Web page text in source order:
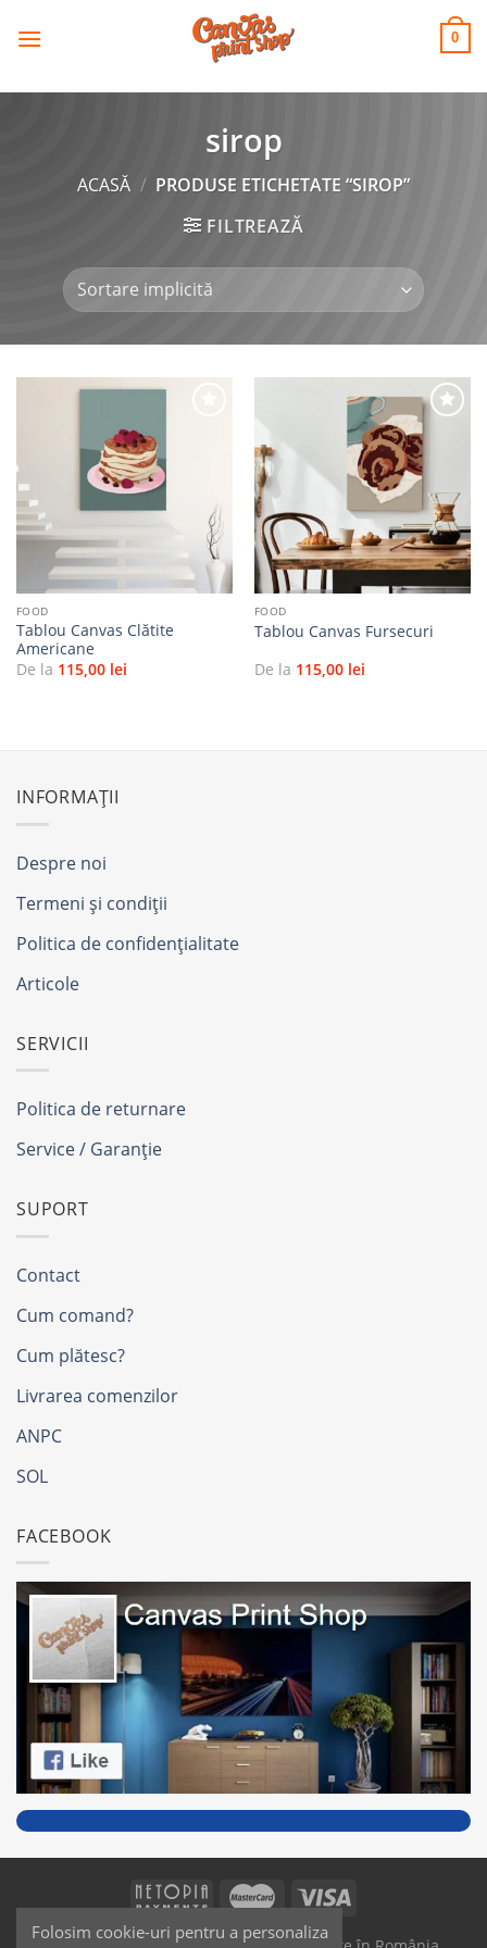
CANVAS
PRINT SHOP 0
sirop
ACASĂ / PRODUSE ETICHETATE “SIROP”
FILTREAZĂ
FOOD
Tablou Canvas Clătite
Americane
De la 115,00 lei
Adaugă
favorite
FOOD
Tablou Canvas Fursecuri
De la 115,00 lei
INFORMAȚII
Despre noi
Termeni și condiții
Politica de confidențialitate
Articole
SERVICII
Politica de returnare
Service / Garanție
SUPORT
Contact
Cum comand?
Cum plătesc?
Livrarea comenzilor
ANPC
SOL
FACEBOOK
Folosim cookie-uri pentru a personaliza